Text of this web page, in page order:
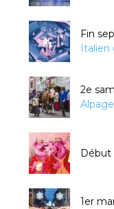
Fin
Italien
2e
Début
1er